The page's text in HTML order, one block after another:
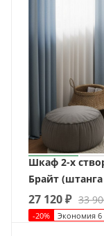
Шкаф 2-х
Брайт
27 120₽ 33
-20% Экономия 6